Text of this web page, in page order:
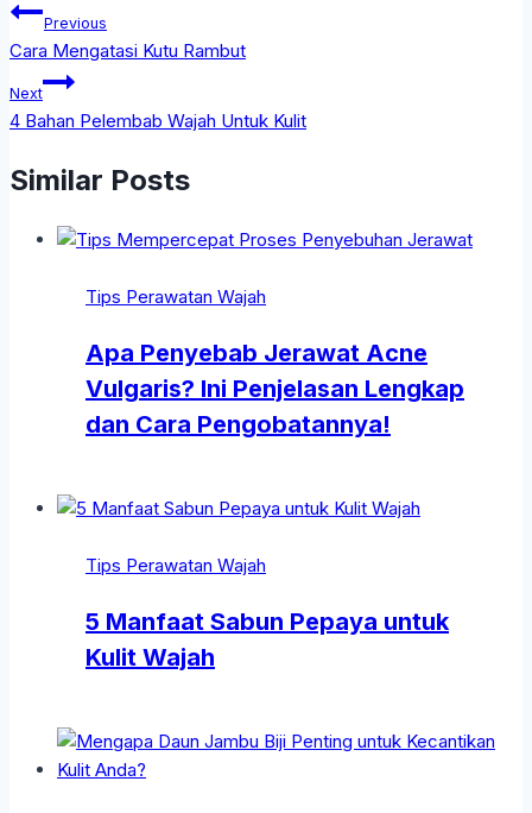
Previous
Cara Mengatasi Kutu Rambut
Next
4 Bahan Pelembab Wajah Untuk Kulit
Similar Posts
Tips Perawatan Wajah
Apa Penyebab Jerawat Acne
Vulgaris? Ini Penjelasan Lengkap
dan Cara Pengobatannya!
Tips Perawatan Wajah
5 Manfaat Sabun Pepaya untuk
Kulit Wajah